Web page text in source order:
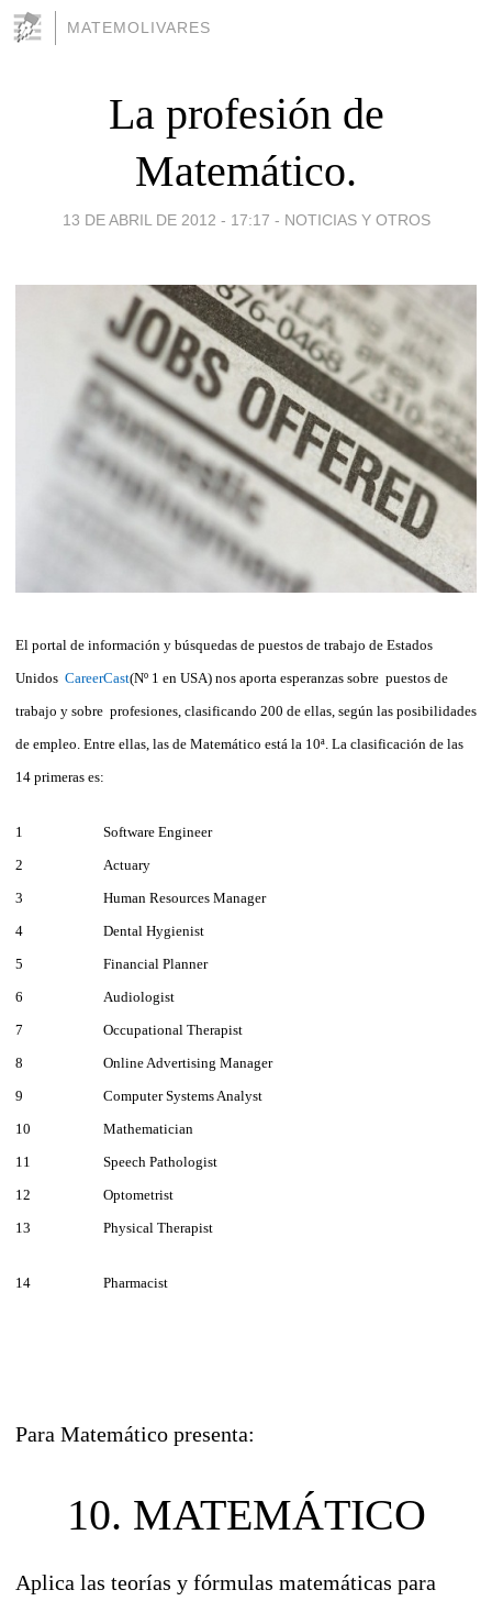
MATEMOLIVARES
La profesión de
Matemático.
13 DE ABRIL DE 2012 - 17:17 - NOTICIAS Y OTROS
El portal de información y búsquedas de puestos de trabajo de Estados
Unidos CareerCast(Nº 1 en USA) nos aporta esperanzas sobre puestos de
trabajo y sobre profesiones, clasificando 200 de ellas, según las posibilidades
de empleo. Entre ellas, las de Matemático está la 10ª. La clasificación de las
14 primeras es:
1
Software Engineer
2
Actuary
3
Human Resources Manager
4
Dental Hygienist
5
Financial Planner
6
Audiologist
7
Occupational Therapist
8
Online Advertising Manager
9
Computer Systems Analyst
10
Mathematician
11
Speech Pathologist
12
Optometrist
13
Physical Therapist
14 Pharmacist
Para Matemático presenta:
10. MATEMÁTICO
Aplica las teorías y fórmulas matemáticas para